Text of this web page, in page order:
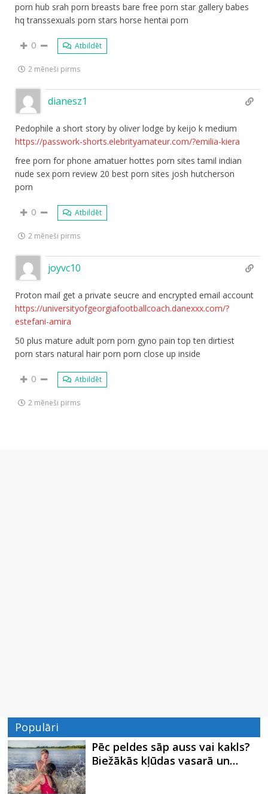
porn hub srah porn breasts bare free porn star gallery babes
hq transsexuals porn stars horse hentai porn
0 Atbildēt
2 mēneši pirms
dianesz1
Pedophile a short story by oliver lodge by keijo k medium
https://passwork-shorts.elebrityamateur.com/?emilia-kiera
free porn for phone amatuer hottes porn sites tamil indian
nude sex porn review 20 best porn sites josh hutcherson
porn
0 Atbildēt
2 mēneši pirms
joyvc10
Proton mail get a private seucre and encrypted email account
https://universityofgeorgiafootballcoach.danexxx.com/?
estefani-amira
50 plus mature adult porn porn gyno pain top ten dirtiest
porn stars natural hair porn porn close up inside
0 Atbildēt
2 mēneši pirms
Populāri
Pēc peldes sāp auss vai kakls?
Biežākās kļūdas vasarā un…